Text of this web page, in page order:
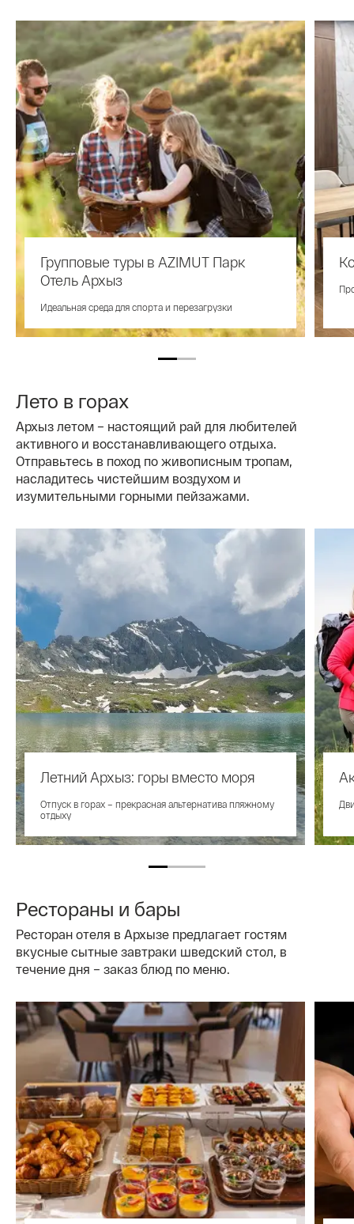
Групповые туры в AZIMUT Парк
Отель Архыз
Идеальная среда для спорта и перезагрузки
Лето в горах
Архыз летом – настоящий рай для любителей
активного и восстанавливающего отдыха.
Отправьтесь в поход по живописным тропам,
насладитесь чистейшим воздухом и
изумительными горными пейзажами.
Летний Архыз: горы вместо моря
Отпуск в горах – прекрасная альтернатива пляжному
отдыху
Рестораны и бары
Ресторан отеля в Архызе предлагает гостям
вкусные сытные завтраки шведский стол, в
течение дня – заказ блюд по меню.